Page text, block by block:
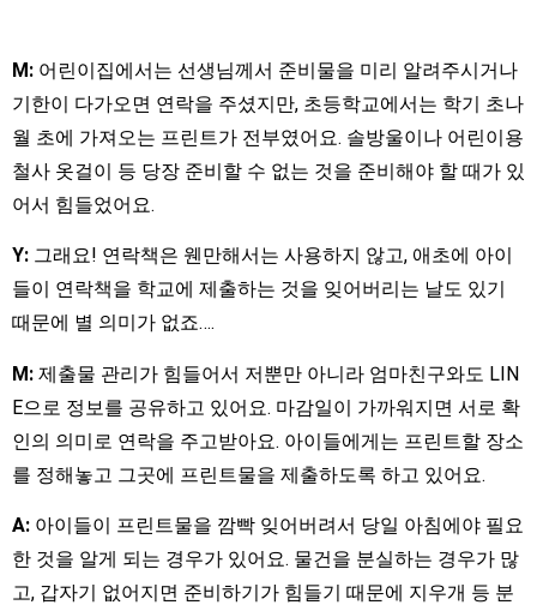
M: 어린이집에서는 선생님께서 준비물을 미리 알려주시거나
기한이 다가오면 연락을 주셨지만, 초등학교에서는 학기 초나
월 초에 가져오는 프린트가 전부였어요. 솔방울이나 어린이용
철사 옷걸이 등 당장 준비할 수 없는 것을 준비해야 할 때가 있
어서 힘들었어요.
Y: 그래요! 연락책은 웬만해서는 사용하지 않고, 애초에 아이
들이 연락책을 학교에 제출하는 것을 잊어버리는 날도 있기
때문에 별 의미가 없죠….
M: 제출물 관리가 힘들어서 저뿐만 아니라 엄마친구와도 LIN
E으로 정보를 공유하고 있어요. 마감일이 가까워지면 서로 확
인의 의미로 연락을 주고받아요. 아이들에게는 프린트할 장소
를 정해놓고 그곳에 프린트물을 제출하도록 하고 있어요.
A: 아이들이 프린트물을 깜빡 잊어버려서 당일 아침에야 필요
한 것을 알게 되는 경우가 있어요. 물건을 분실하는 경우가 많
고, 갑자기 없어지면 준비하기가 힘들기 때문에 지우개 등 분